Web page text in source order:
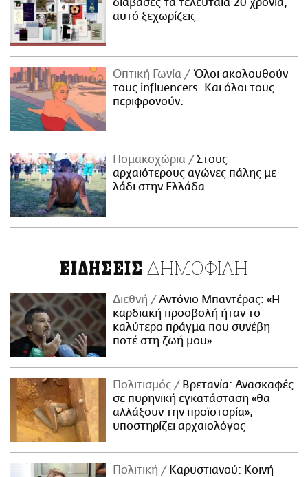
διάβασες τα τελευταία 20 χρόνια,
αυτό ξεχωρίζεις
Οπτική Γωνία
Όλοι ακολουθούν
τους influencers. Και όλοι τους
περιφρονούν.
Πομακοχώρια
Στους
αρχαιότερους αγώνες πάλης με
λάδι στην Ελλάδα
ΕΙΔΗΣΕΙΣ ΔΗΜΟΦΙΛΗ
Διεθνή
Αντόνιο Μπαντέρας: «Η
καρδιακή προσβολή ήταν το
καλύτερο πράγμα που συνέβη
ποτέ στη ζωή μου»
Πολιτισμός
Βρετανία: Ανασκαφές
σε πυρηνική εγκατάσταση «θα
αλλάξουν την προϊστορία»,
υποστηρίζει αρχαιολόγος
Πολιτική Καρυστιανού: Κοινή